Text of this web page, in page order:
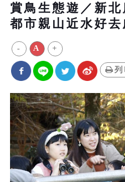
賞鳥生態遊／新北
都市親山近水好去
- A +
列